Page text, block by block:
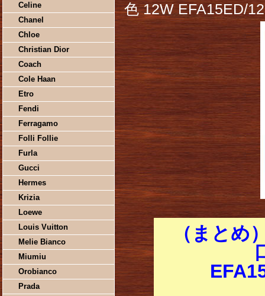
Celine
Chanel
Chloe
Christian Dior
Coach
Cole Haan
Etro
Fendi
Ferragamo
Folli Follie
Furla
Gucci
Hermes
Krizia
Loewe
Louis Vuitton
Melie Bianco
Miumiu
Orobianco
Prada
色 12W EFA15ED/
（まとめ